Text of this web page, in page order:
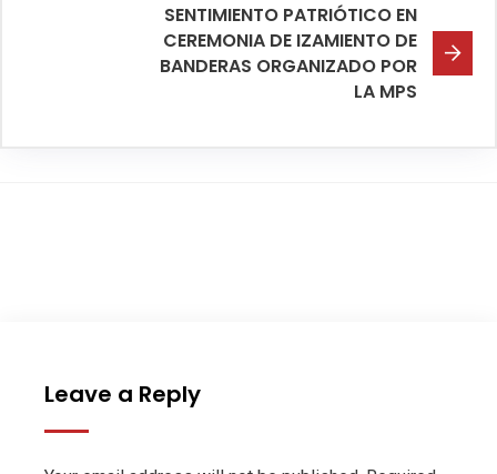
SENTIMIENTO PATRIÓTICO EN
CEREMONIA DE IZAMIENTO DE
BANDERAS ORGANIZADO POR
LA MPS
Leave a Reply